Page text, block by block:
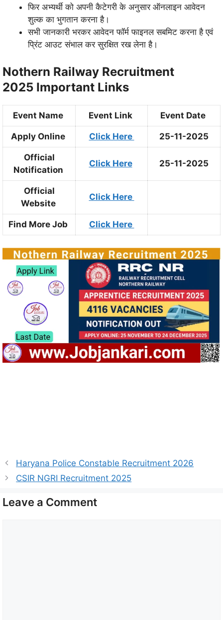
फिर अभ्यर्थी को अपनी कैटेगरी के अनुसार ऑनलाइन आवेदन
शुल्क का भुगतान करना है।
सभी जानकारी भरकर आवेदन फॉर्म फाइनल सबमिट करना है एवं
प्रिंट आउट संभाल कर सुरक्षित रख लेना है।
Nothern Railway Recruitment
2025 Important Links
Event Name Event Link Event Date
Apply Online Click Here 25-11-2025
Official
Notification
Click Here 25-11-2025
Official
Website
Click Here
Find More Job Click Here
Haryana Police Constable Recruitment 2026
CSIR NGRI Recruitment 2025
Leave a Comment